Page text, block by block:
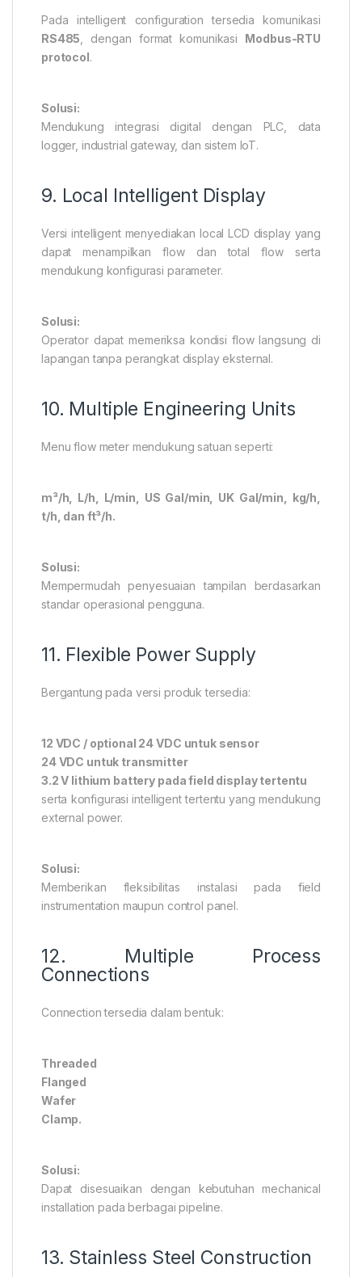
Pada intelligent configuration tersedia komunikasi
RS485 , dengan format komunikasi Modbus-RTU
protocol.
Solusi:
Mendukung integrasi digital dengan PLC, data
logger, industrial gateway, dan sistem IoT.
9. Local Intelligent Display
Versi intelligent menyediakan local LCD display yang
dapat menampilkan flow dan total flow serta
mendukung konfigurasi parameter.
Solusi:
Operator dapat memeriksa kondisi flow langsung di
lapangan tanpa perangkat display eksternal.
10. Multiple Engineering Units
Menu flow meter mendukung satuan seperti:
m³/h, L/h, L/min, US Gal/min, UK Gal/min, kg/h,
t/h, dan ft³/h.
Solusi:
Mempermudah penyesuaian tampilan berdasarkan
standar operasional pengguna.
11. Flexible Power Supply
Bergantung pada versi produk tersedia:
12 VDC / optional 24 VDC untuk sensor
24 VDC untuk transmitter
3.2 V lithium battery pada field display tertentu
serta konfigurasi intelligent tertentu yang mendukung
external power.
Solusi:
Memberikan fleksibilitas instalasi pada field
instrumentation maupun control panel.
12. Multiple Process
Connections
Connection tersedia dalam bentuk:
Threaded
Flanged
Wafer
Clamp.
Solusi:
Dapat disesuaikan dengan kebutuhan mechanical
installation pada berbagai pipeline.
13. Stainless Steel Construction